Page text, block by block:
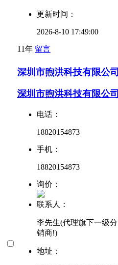
更新时间：
2026-8-10 17:49:00
11年 留言
深圳市煦洪科技有限公司
深圳市煦洪科技有限公司
电话：
18820154873
手机：
18820154873
询价：
联系人：
李先生(代理旗下一级分
销商!)
地址：